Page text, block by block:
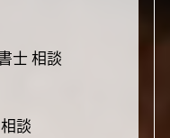
士 相談
談